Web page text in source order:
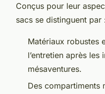
Conçus pour leur
sacs se distinguent par
Matériaux robustes
l’entretien après les
mésaventures.
Des compartiments